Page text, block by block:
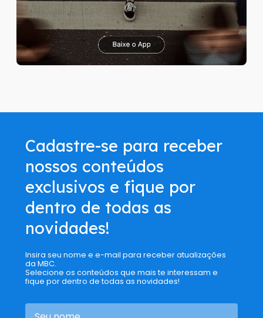
Cadastre-se para receber
nossos conteúdos
exclusivos e fique por
dentro de todas as
novidades!
Insira seu nome e e-mail para receber atualizações
da MBC.
Selecione os conteúdos que mais te interessam e
fique por dentro de todas as novidades!